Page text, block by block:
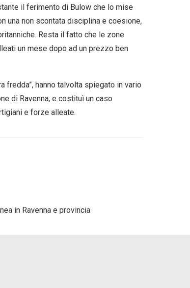
il ferimento di Bulow che lo mise
una non scontata disciplina e coesione,
Resta il fatto che le zone
un mese dopo ad un prezzo ben
fredda”, hanno talvolta spiegato in vario
di Ravenna, e costituì un caso
e forze alleate.
in Ravenna e provincia